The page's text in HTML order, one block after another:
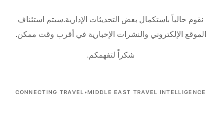
نقوم حالياً باستكمال بعض التحديثات الإدارية.سيتم استئناف
الموقع الإلكتروني والنشرات الإخبارية في أقرب وقت ممكن.
شكراً لتفهمكم.
CONNECTING TRAVEL •MIDDLE EAST TRAVEL INTELLIGENCE